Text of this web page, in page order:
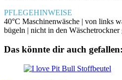
PFLEGEHINWEISE
40°C Maschinenwäsche | von links
bügeln | nicht in den Wäschetrockner
Das könnte dir auch gefallen: